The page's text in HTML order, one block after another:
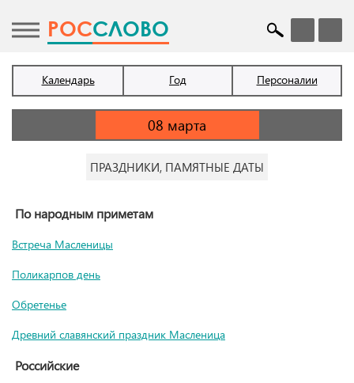
POCСЛОВО
Календарь Год Персоналии
ПРАЗДНИКИ, ПАМЯТНЫЕ ДАТЫ
По народным приметам
Встреча Масленицы
Поликарпов день
Обретенье
Древний славянский праздник Масленица
Российские